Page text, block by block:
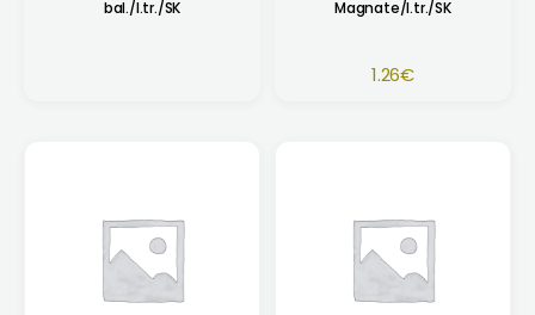
bal./I.tr./SK
Magnate/I.tr./SK
1.26€